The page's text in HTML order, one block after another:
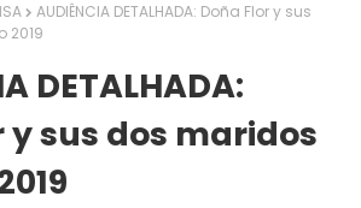
AUDIÊNCIA DETALHADA: Doña Flor y sus
2019
DETALHADA:
y sus dos maridos